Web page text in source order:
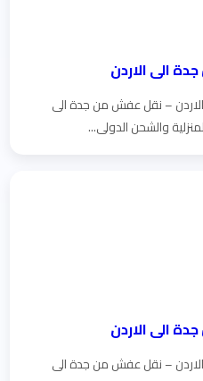
الى الاردن
– نقل عفش من جدة الى
والشحن الدولى...
الى الاردن
– نقل عفش من جدة الى